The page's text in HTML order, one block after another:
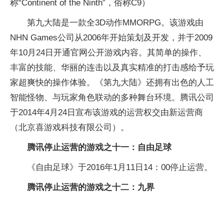
称“Continent of the Ninth”，俗称C9）
第九大陆是一款全3D动作MMORPG。该游戏由
NHN Games公司从2006年开始策划及开发，并于2009
年10月24日开通官网公开游戏内容。其简单的操作、
丰富的技能、华丽的连击以及真实精准的打击感给予玩
家超爽快的操作体验。《第九大陆》还拥有出色的人工
智能怪物、与玩家角色联动的多种舞台环境。腾讯公司
于2014年4月24日宣布该游戏的运营权交由新运营商
（北京喜游戏科技有限公司）。
腾讯停止运营的游戏之十一：自由足球
《自由足球》于2016年1月11日14：00停止运营。
腾讯停止运营的游戏之十二：九界